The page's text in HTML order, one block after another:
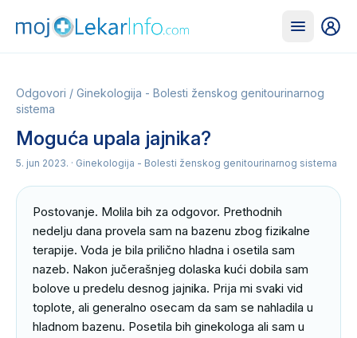
Odgovori / Ginekologija - Bolesti ženskog genitourinarnog
sistema
Moguća upala jajnika?
5. jun 2023. · Ginekologija - Bolesti ženskog genitourinarnog sistema
Postovanje. Molila bih za odgovor. Prethodnih
nedelju dana provela sam na bazenu zbog fizikalne
terapije. Voda je bila prilično hladna i osetila sam
nazeb. Nakon jučerašnjeg dolaska kući dobila sam
bolove u predelu desnog jajnika. Prija mi svaki vid
toplote, ali generalno osecam da sam se nahladila u
hladnom bazenu. Posetila bih ginekologa ali sam u